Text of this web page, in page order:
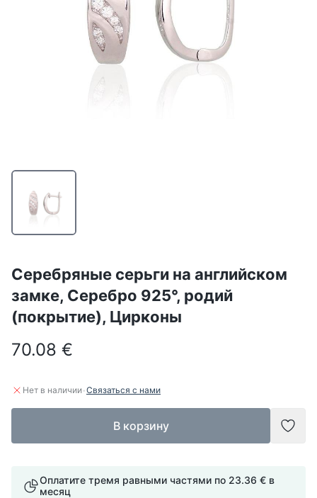
Серебряные серьги на английском
замке, Серебро 925°, родий
(покрытие), Цирконы
70.08 €
Нет в наличии·Связаться с нами
В корзину
Оплатите тремя равными частями по 23.36 € в
месяц